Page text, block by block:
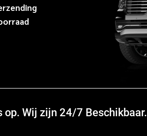
op. Wij zijn 24/7 Beschikbaar.